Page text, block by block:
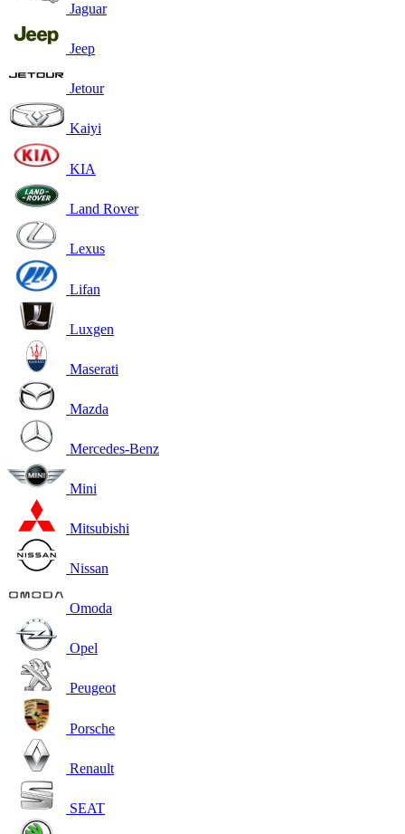
Jaguar
Jeep
Jetour
Kaiyi
KIA
Land Rover
Lexus
Lifan
Luxgen
Maserati
Mazda
Mercedes-Benz
Mini
Mitsubishi
Nissan
Omoda
Opel
Peugeot
Porsche
Renault
SEAT